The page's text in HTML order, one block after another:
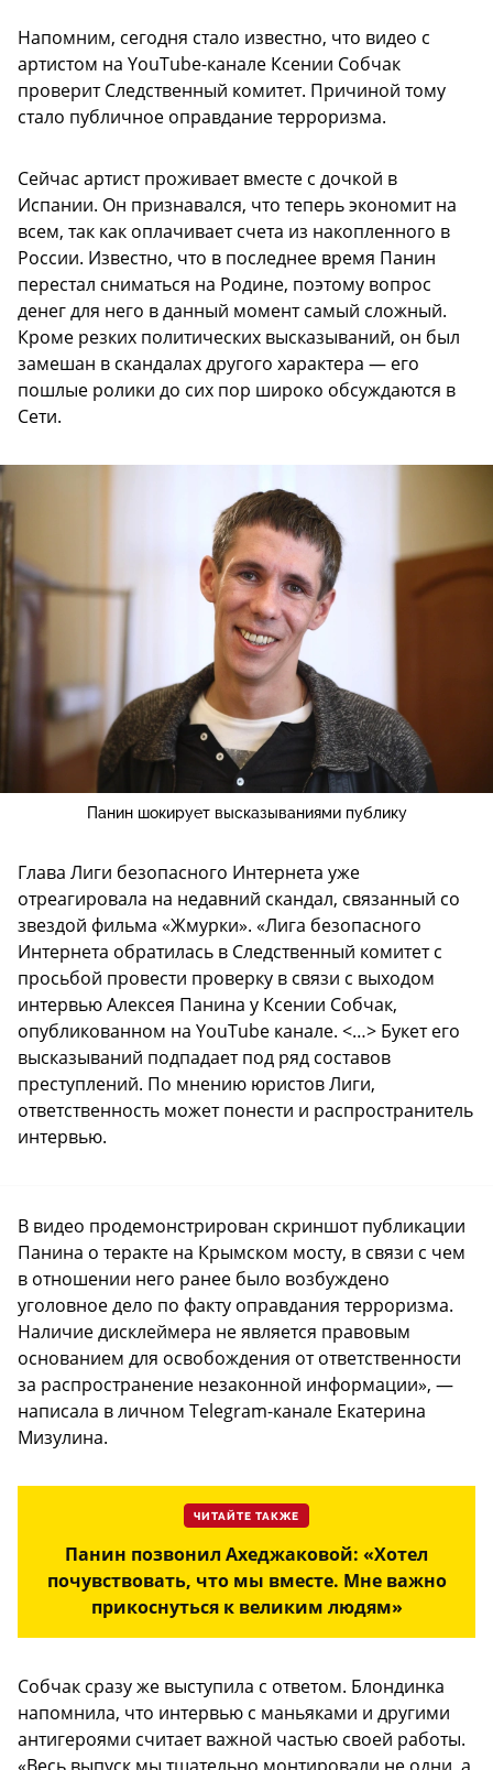
Напомним, сегодня стало известно, что видео с
артистом на YouTube-канале Ксении Собчак
проверит Следственный комитет. Причиной тому
стало публичное оправдание терроризма.
Сейчас артист проживает вместе с дочкой в
Испании. Он признавался, что теперь экономит на
всем, так как оплачивает счета из накопленного в
России. Известно, что в последнее время Панин
перестал сниматься на Родине, поэтому вопрос
денег для него в данный момент самый сложный.
Кроме резких политических высказываний, он был
замешан в скандалах другого характера — его
пошлые ролики до сих пор широко обсуждаются в
Сети.
Панин шокирует высказываниями публику
Глава Лиги безопасного Интернета уже
отреагировала на недавний скандал, связанный со
звездой фильма «Жмурки». «Лига безопасного
Интернета обратилась в Следственный комитет с
просьбой провести проверку в связи с выходом
интервью Алексея Панина у Ксении Собчак,
опубликованном на YouTube канале. <…> Букет его
высказываний подпадает под ряд составов
преступлений. По мнению юристов Лиги,
ответственность может понести и распространитель
интервью.
В видео продемонстрирован скриншот публикации
Панина о теракте на Крымском мосту, в связи с чем
в отношении него ранее было возбуждено
уголовное дело по факту оправдания терроризма.
Наличие дисклеймера не является правовым
основанием для освобождения от ответственности
за распространение незаконной информации», —
написала в личном Telegram-канале Екатерина
Мизулина.
ЧИТАЙТЕ ТАКЖЕ
Панин позвонил Ахеджаковой: «Хотел
почувствовать, что мы вместе. Мне важно
прикоснуться к великим людям»
Собчак сразу же выступила с ответом. Блондинка
напомнила, что интервью с маньяками и другими
антигероями считает важной частью своей работы.